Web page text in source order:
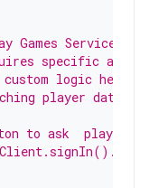
Services
specific
logic here.
player data or
to ask